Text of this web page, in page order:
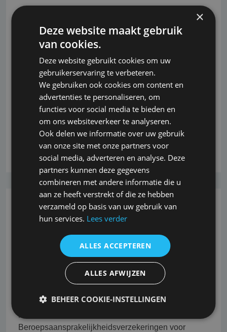
CNA Hardy opent Europese zetel te
Luxemburg
onderhandelingen heeft verzekeraar CNA Hardy
aangekondigd ter voorbereiding een Europese
dochteronderneming te vestigen in Luxemburg, aldus
regio directeur Benelux Monique Kooijman. Meer
verzekeraars lijken deze kant op te bewegen bij hun
keuze voor een Europese vestiging.
Lees verder
26-10-2022
Nationale Nederlanden stopt met
beroepsaansprakelijkheid
Accountants, Advocaten en
Notarissen per 1-1-2018
Bestaande verzekeringen<br /> <br /> Nationale
Nederlanden zal de bestaande
Beroepsaansprakelijkheidsverzekeringen voor
×
Deze website maakt gebruik
van cookies.
Deze website gebruikt cookies om uw
gebruikerservaring te verbeteren.
We gebruiken ook cookies om content en
advertenties te personaliseren, om
functies voor social media te bieden en
om ons websiteverkeer te analyseren.
Ook delen we informatie over uw gebruik
van onze site met onze partners voor
social media, adverteren en analyse. Deze
partners kunnen deze gegevens
combineren met andere informatie die u
aan ze heeft verstrekt of die ze hebben
verzameld op basis van uw gebruik van
hun services. Lees verder
ALLES ACCEPTEREN
ALLES AFWIJZEN
BEHEER COOKIE-INSTELLINGEN